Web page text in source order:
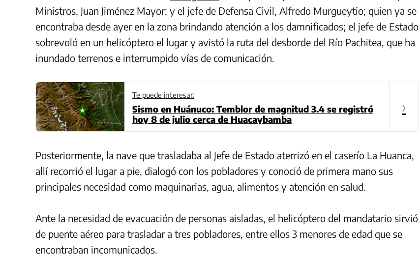
Ministros, Juan Jiménez Mayor; y el jefe de Defensa Civil, Alfredo Murgueytio; quien ya se
encontraba desde ayer en la zona brindando atención a los damnificados; el jefe de Estado
sobrevoló en un helicóptero el lugar y avistó la ruta del desborde del Río Pachitea, que ha
inundado terrenos e interrumpido vías de comunicación.
Te puede interesar:
Sismo en Huánuco: Temblor de magnitud 3.4 se registró
hoy 8 de julio cerca de Huacaybamba
›
Posteriormente, la nave que trasladaba al Jefe de Estado aterrizó en el caserío La Huanca,
allí recorrió el lugar a pie, dialogó con los pobladores y conoció de primera mano sus
principales necesidad como maquinarias, agua, alimentos y atención en salud.
Ante la necesidad de evacuación de personas aisladas, el helicóptero del mandatario sirvió
de puente aéreo para trasladar a tres pobladores, entre ellos 3 menores de edad que se
encontraban incomunicados.